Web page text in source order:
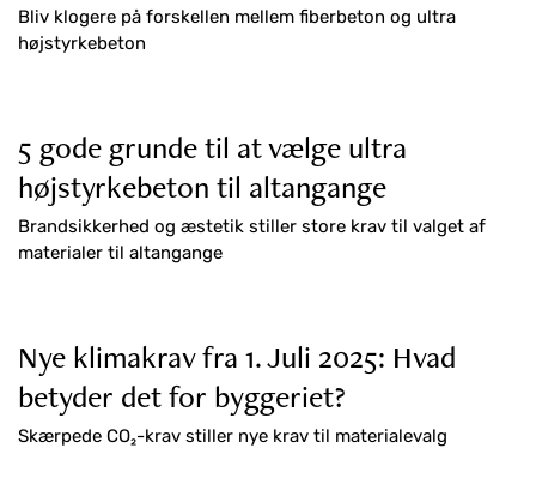
Bliv klogere på forskellen mellem fiberbeton og ultra
højstyrkebeton
5 gode grunde til at vælge ultra
højstyrkebeton til altangange
Brandsikkerhed og æstetik stiller store krav til valget af
materialer til altangange
Nye klimakrav fra 1. Juli 2025: Hvad
betyder det for byggeriet?
Skærpede CO₂-krav stiller nye krav til materialevalg